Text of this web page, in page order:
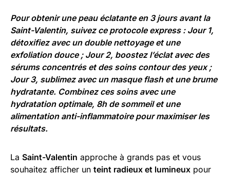
Pour obtenir une peau éclatante en 3 jours avant la
Saint-Valentin, suivez ce protocole express : Jour 1,
détoxifiez avec un double nettoyage et une
exfoliation douce ; Jour 2, boostez l’éclat avec des
sérums concentrés et des soins contour des yeux ;
Jour 3, sublimez avec un masque flash et une brume
hydratante. Combinez ces soins avec une
hydratation optimale, 8h de sommeil et une
alimentation anti-inflammatoire pour maximiser les
résultats.
La Saint-Valentin approche à grands pas et vous
souhaitez afficher un teint radieux et lumineux pour